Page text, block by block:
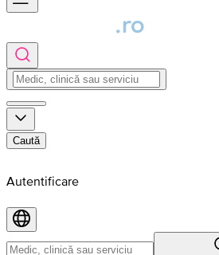
Caută
Autentificare